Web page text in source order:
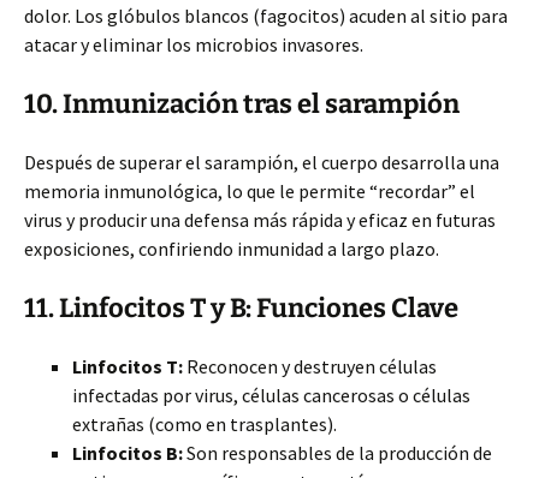
dolor. Los glóbulos blancos (fagocitos) acuden al sitio para
atacar y eliminar los microbios invasores.
10. Inmunización tras el sarampión
Después de superar el sarampión, el cuerpo desarrolla una
memoria inmunológica, lo que le permite “recordar” el
virus y producir una defensa más rápida y eficaz en futuras
exposiciones, confiriendo inmunidad a largo plazo.
11. Linfocitos T y B: Funciones Clave
Linfocitos T: Reconocen y destruyen células
infectadas por virus, células cancerosas o células
extrañas (como en trasplantes).
Linfocitos B:Son responsables de la producción de